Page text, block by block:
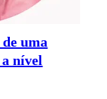
uma
nível